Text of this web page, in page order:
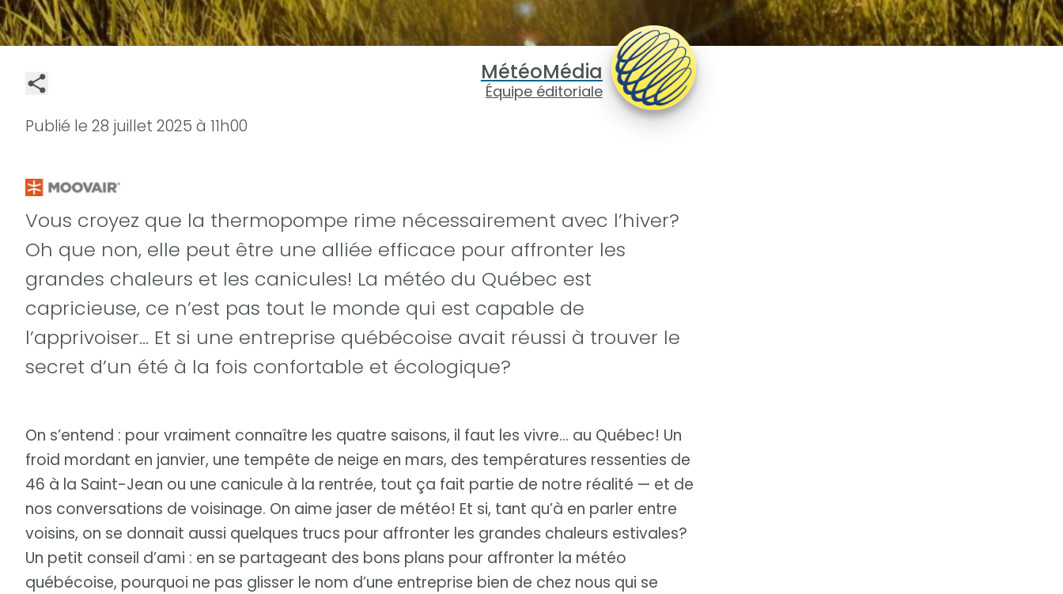
MétéoMédia
Équipe éditoriale
Publié le 28 juillet 2025 à 11h00
Vous croyez que la thermopompe rime nécessairement avec l’hiver?
Oh que non, elle peut être une alliée efficace pour affronter les
grandes chaleurs et les canicules! La météo du Québec est
capricieuse, ce n’est pas tout le monde qui est capable de
l’apprivoiser… Et si une entreprise québécoise avait réussi à trouver le
secret d’un été à la fois confortable et écologique?
On s’entend : pour vraiment connaître les quatre saisons, il faut les vivre… au Québec! Un
froid mordant en janvier, une tempête de neige en mars, des températures ressenties de
46 à la Saint-Jean ou une canicule à la rentrée, tout ça fait partie de notre réalité — et de
nos conversations de voisinage. On aime jaser de météo! Et si, tant qu’à en parler entre
voisins, on se donnait aussi quelques trucs pour affronter les grandes chaleurs estivales?
Un petit conseil d’ami : en se partageant des bons plans pour affronter la météo
québécoise, pourquoi ne pas glisser le nom d’une entreprise bien de chez nous qui se